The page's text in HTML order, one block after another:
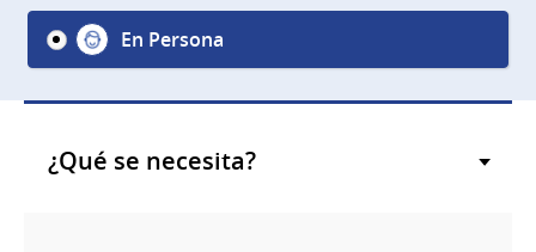
En Persona
¿Qué se necesita?